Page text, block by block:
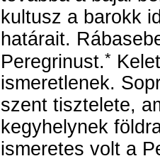
kultusz a barokk
határait.
Peregrinust.*
ismeretlenek.
szent tisztelete,
kegyhelynek
ismeretes volt a